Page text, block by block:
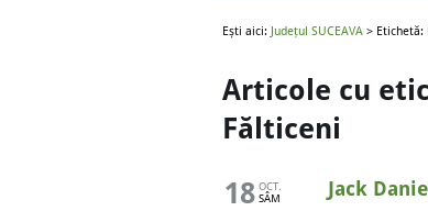
Ești aici: Județul SUCEAVA > Etichetă:
Articole cu
Fălticeni
Jack
18 OCT.
SÂM